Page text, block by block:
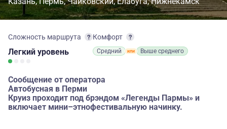
Сложность маршрута
Легкий уровень
Комфорт
Средний Выше среднего
Сообщение от оператора
Автобусная в Перми
Круиз проходит под брэндом «Легенды Пармы» и
включает мини–этнофестивальную начинку.